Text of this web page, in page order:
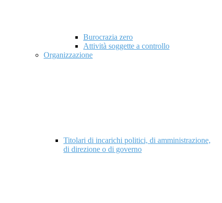
Burocrazia zero
Attività soggette a controllo
Organizzazione
Titolari di incarichi politici, di amministrazione,
di direzione o di governo